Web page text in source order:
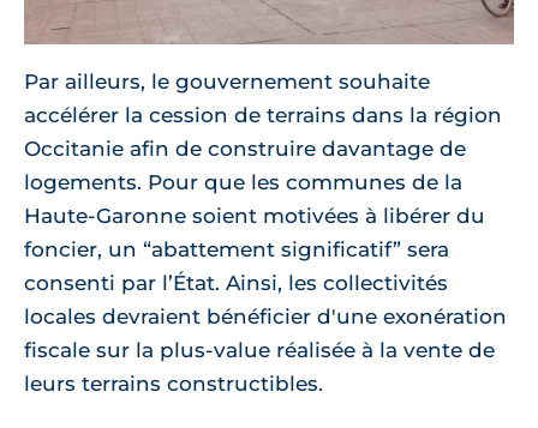
Par ailleurs, le gouvernement souhaite
accélérer la cession de terrains dans la région
Occitanie afin de construire davantage de
logements. Pour que les communes de la
Haute-Garonne soient motivées à libérer du
foncier, un “abattement significatif” sera
consenti par l’État. Ainsi, les collectivités
locales devraient bénéficier d'une exonération
fiscale sur la plus-value réalisée à la vente de
leurs terrains constructibles.